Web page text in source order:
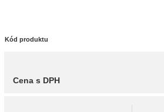
Kód produktu
Cena s DPH